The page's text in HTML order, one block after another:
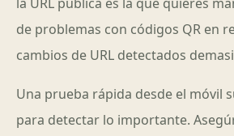
de problemas con códigos QR en
cambios de URL detectados
Una prueba rápida desde el móvil
para detectar lo importante.